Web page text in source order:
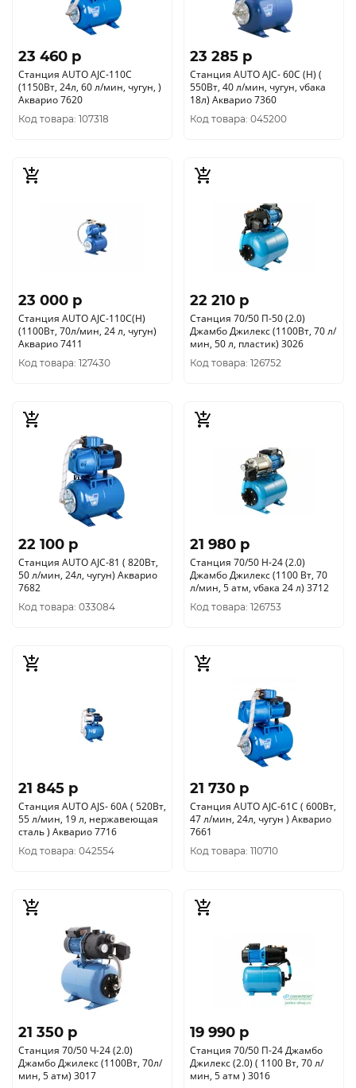
23 460 p
Станция AUTO AJC-110C
(1150Вт, 24л, 60 л/мин, чугун, )
Акварио 7620
Код товара: 107318
23 285 p
Станция AUTO AJC- 60С (Н) (
550Вт, 40 л/мин, чугун, vбака
18л) Акварио 7360
Код товара: 045200
23 000 p
Станция AUTO AJC-110C(H)
(1100Вт, 70л/мин, 24 л, чугун)
Акварио 7411
Код товара: 127430
22 210 p
Станция 70/50 П-50 (2.0)
Джамбо Джилекс (1100Вт, 70 л/
мин, 50 л, пластик) 3026
Код товара: 126752
22 100 p
Станция AUTO AJC-81 ( 820Вт,
50 л/мин, 24л, чугун) Акварио
7682
Код товара: 033084
21 980 p
Станция 70/50 Н-24 (2.0)
Джамбо Джилекс (1100 Вт, 70
л/мин, 5 атм, vбака 24 л) 3712
Код товара: 126753
21 845 p
Станция AUTO AJS- 60A ( 520Вт,
55 л/мин, 19 л, нержавеющая
сталь ) Акварио 7716
Код товара: 042554
21 730 p
Станция AUTO AJC-61C ( 600Вт,
47 л/мин, 24л, чугун ) Акварио
7661
Код товара: 110710
21 350 p
Станция 70/50 Ч-24 (2.0)
Джамбо Джилекс (1100Вт, 70л/
мин, 5 атм) 3017
19 990 p
Станция 70/50 П-24 Джамбо
Джилекс (2.0) ( 1100 Вт, 70 л/
мин, 5 атм ) 3016